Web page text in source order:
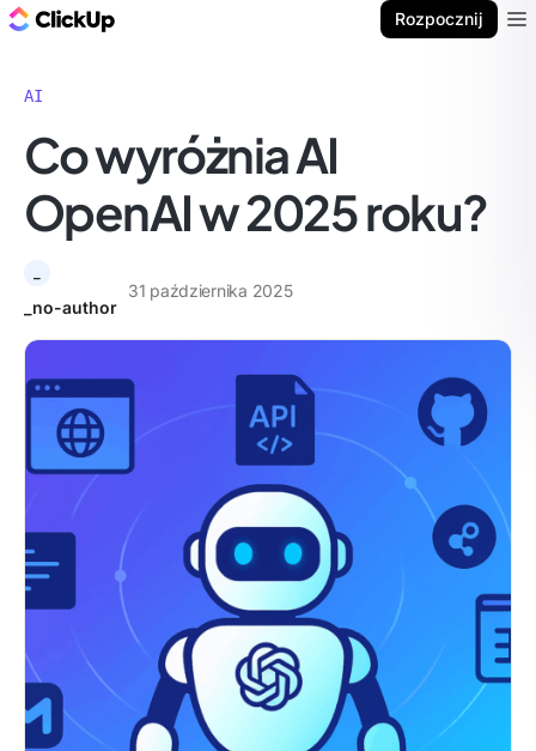
Rozpocznij
AI
Co wyróżnia AI
OpenAI w 2025 roku?
_no-author
31 października 2025